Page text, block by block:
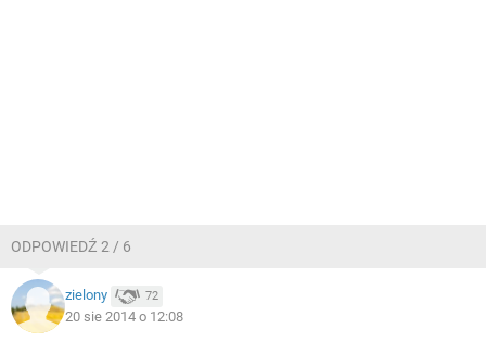
ODPOWIEDŹ 2 / 6
zielony 72
20 sie 2014 o 12:08